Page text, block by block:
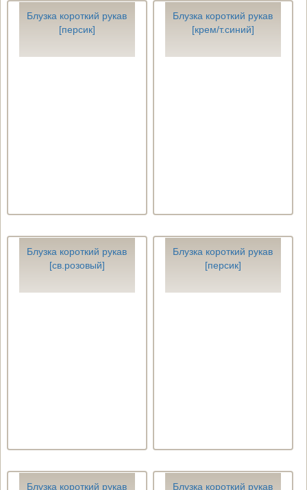
Блузка короткий рукав
[персик]
Блузка короткий рукав
[крем/т.синий]
Блузка короткий рукав
[св.розовый]
Блузка короткий рукав
[персик]
Блузка короткий рукав
Блузка короткий рукав